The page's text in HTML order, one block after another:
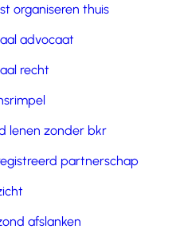
organiseren thuis
advocaat
recht
lenen zonder bkr
partnerschap
afslanken